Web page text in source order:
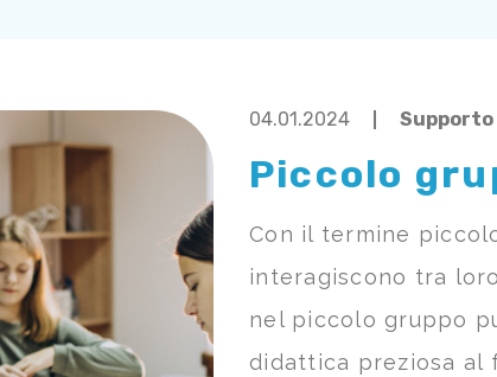
04.01.2024
Piccolo
Con il termine
interagiscono tra
nel piccolo gruppo
didattica preziosa al